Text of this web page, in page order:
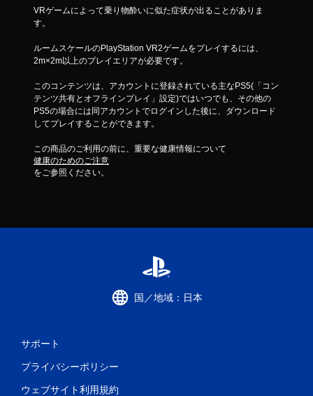
VRゲームによって乗り物酔いに似た症状が出ることがありま
す。
ルームスケールのPlayStation VR2ゲームをプレイするには、
2m×2m以上のプレイエリアが必要です。
このコンテンツは、アカウントに登録されている主なPS5(「コン
テンツ共有とオフラインプレイ」設定)ではいつでも、その他の
PS5の場合には同アカウントでログインした後に、ダウンロード
してプレイすることができます。
この商品のご利用の前に、重要な健康情報について
健康のためのご注意
をご参照ください。
国／地域：日本
サポート
プライバシーポリシー
ウェブサイト利用規約